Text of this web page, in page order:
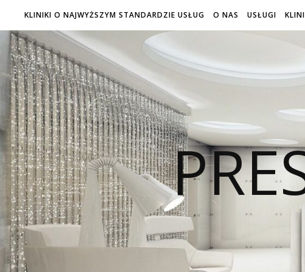
KLINIKI O NAJWYŻSZYM STANDARDZIE USŁUG O NAS USŁUGI